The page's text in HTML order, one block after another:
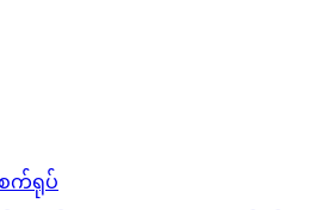
စက်ရုပ်